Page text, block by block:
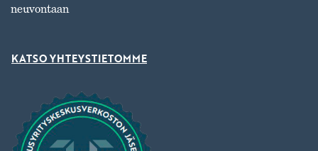
neuvontaan
KATSO YHTEYSTIETOMME